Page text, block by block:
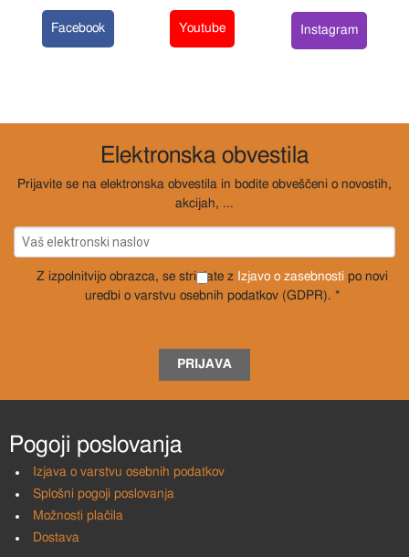
Facebook Youtube Instagram
Elektronska obvestila
Prijavite se na elektronska obvestila in bodite obveščeni o novostih,
akcijah, ...
Z izpolnitvijo obrazca, se strinjate z Izjavo o zasebnosti po novi
uredbi o varstvu osebnih podatkov (GDPR). *
PRIJAVA
Pogoji poslovanja
Izjava o varstvu osebnih podatkov
Splošni pogoji poslovanja
Možnosti plačila
Dostava